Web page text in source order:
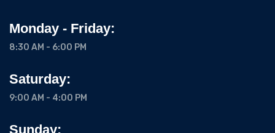
Monday - Friday:
8:30 AM - 6:00 PM
Saturday:
9:00 AM - 4:00 PM
Sunday: